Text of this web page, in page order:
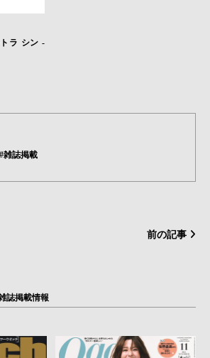
ラ シン -
#雑誌掲載
前の記事
誌掲載情報